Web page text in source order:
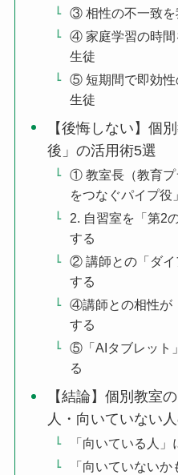
③ 相性の不一致を
④ 家庭学習の時間
生徒
⑤ 短期間で即効性
生徒
【後悔しない】個
後」の活用術5選
① 教室長（教育プ
をつなぐパイプ役
2. 自習室を「第2
する
② 講師との「ダイ
する
④講師との相性が
する
⑤「AIタブレット
る
【結論】個別教室
人・向いていない
「向いている人
「向いていない